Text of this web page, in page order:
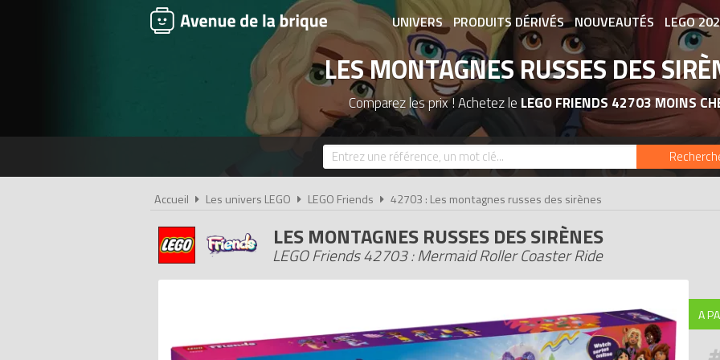
UNIVERS PRODUITS DÉRIVÉS NOUVEAUTÉS LEGO
ASSOCIATIONS DE FANS
LES MONTAGNES RUSSES DES
Comparez les prix ! Achetez le LEGO FRIENDS 42703 MOINS
Accueil Les univers LEGO LEGO Friends 42703 : Les montagnes russes des sirènes
LES MONTAGNES RUSSES DES SIRÈNES
LEGO Friends 42703 : Mermaid Roller Coaster Ride
A